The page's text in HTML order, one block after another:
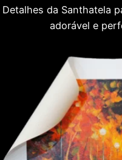
Detalhes da Santhatela
adorável e